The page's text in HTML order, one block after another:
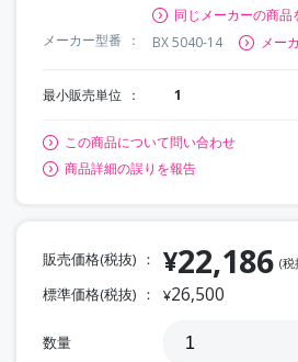
同じメーカーの商品
メーカー型番
BX 5040-14 メー
最小販売単位 1
この商品について問い合わせ
商品詳細の誤りを報告
販売価格(税抜) ¥22,186 (税
標準価格(税抜) ¥26,500
数量